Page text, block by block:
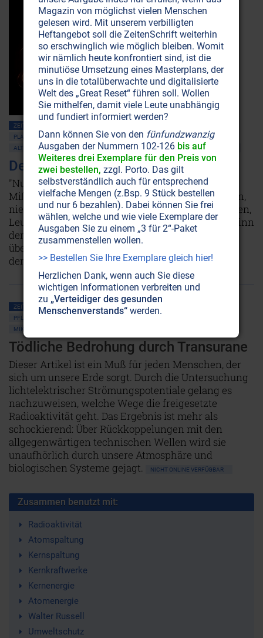
ZEITENSCHRIFT NR. 8, S.10
PLANET ERDE • UMWELTSCHUTZ
ATOMSPALTUNG • RADIOAKTIVITÄT
ALTERNATIVE WISSENSCHAFT
SCHAUBERGER WISSENSCHAFT UND ETHIK
Der Fluch der Atomspaltung
"Nur Leute, die nie dabei waren, wenn eine
Mißgeburt ins Dasein trat, nie ihr Wimmern hörten,
nie Zeugen des Entsetzens der armen Mutter waren,
Leute, die kein Herz haben, vermögen den Wahnsinn
der Atomspaltung zu befürworten." – Ein Artikel
über die physischen und geistigen Auswirkungen
der Radioaktivität.Weiterlesen...
ZEITENSCHRIFT NR. 3, S.17
PLANET ERDE • UMWELTSCHUTZ
PFLANZEN • WALD
MIKROWELLEN
Tödliche Bedrohung durch Transurane
Dieser Artikel ist ein Muß für jeden Menschen, der
sich um unsere Erde sorgt. Durch die Untersuchung
lichtelektrischer Strömungspotentiale gelang es
nachzuweisen, welche Wege die freigesetzte
Radioaktivität geht. Das Ergebnis ist mehr als
schockierend: Über Rückkoppelungen mit den
allgegenwärtigen technischen Wellen wird sie
unaufhörlich durch unsere Atmosphäre und
biologischen Systeme gejagt.
NICHT ONLINE VERFÜGBAR
Zusammen benutzt mit:
Radioaktivität
Atomspaltung
Kernspaltung
Kernkraftwerke
Kernenergie
Atomenergie
Walter Russell
Umweltschutz
Magazin von möglichst vielen Menschen
gelesen wird. Mit unserem verbilligten
Heftangebot soll die ZeitenSchrift weiterhin
so erschwinglich wie möglich bleiben. Womit
wir nämlich heute konfrontiert sind, ist die
minutiöse Umsetzung eines Masterplans, der
uns in die totalüberwachte und digitalisierte
Welt des „Great Reset“ führen soll. Wollen
Sie mithelfen, damit viele Leute unabhängig
und fundiert informiert werden?
Dann können Sie von den fünfundzwanzig
Ausgaben der Nummern 102-126 bis auf
Weiteres drei Exemplare für den Preis von
zwei bestellen, zzgl. Porto. Das gilt
selbstverständlich auch für entsprechend
vielfache Mengen (z.Bsp. 9 Stück bestellen
und nur 6 bezahlen). Dabei können Sie frei
wählen, welche und wie viele Exemplare der
Ausgaben Sie zu einem „3 für 2“-Paket
zusammenstellen wollen.
>> Bestellen Sie Ihre Exemplare gleich hier!
Herzlichen Dank, wenn auch Sie diese
wichtigen Informationen verbreiten und
zu „Verteidiger des gesunden
Menschenverstands“ werden.